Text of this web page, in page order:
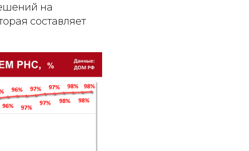
на
составляет